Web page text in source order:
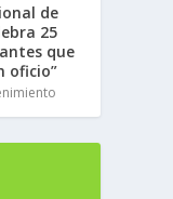
de
25
que
oficio”